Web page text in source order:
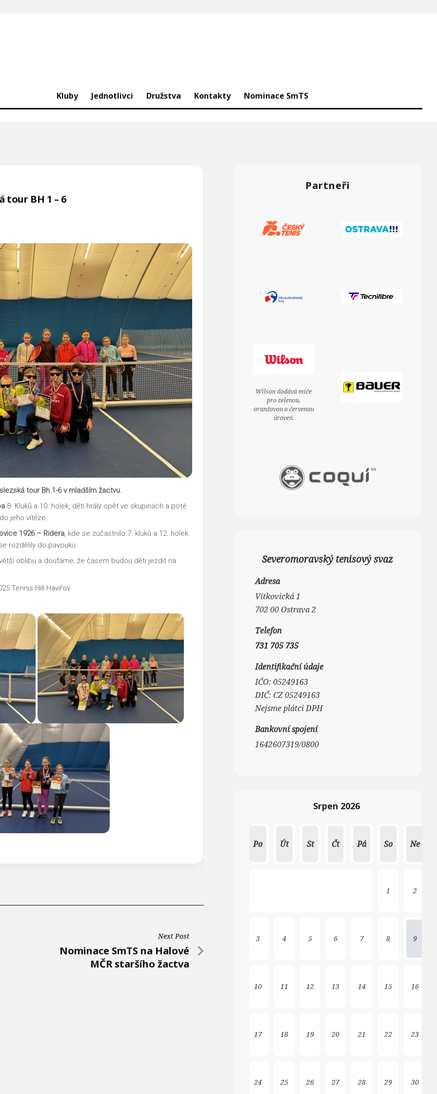
Kluby Jednotlivci Družstva Kontakty Nominace SmTS
tour BH 1 – 6
tour Bh 1-6 v mladším žactvu.
8. Kluků a 10. holek, děti hrály opět ve skupinách a poté
jeho vítěze.
1926 – Ridera, kde se zúčastnilo 7. kluků a 12. holek.
rozdělily do pavouku .
oblibu a doufáme, že časem budou děti jezdit na
Tennis Hill Havířov.
Next Post
N
Nominace SmTS na Halové
MČR staršího žactva
Partneři
Wilson dodává míče
pro zelenou,
oranžovou a červenou
úroveň.
Severomoravský tenisový svaz
Adresa
Vítkovická 1
702 00 Ostrava 2
Telefon
731 705 735
Identifikační údaje
IČO: 05249163
DIČ: CZ 05249163
Nejsme plátci DPH
Bankovní spojení
1642607319/0800
Srpen 2026
Po Út St Čt Pá So Ne
1 2
3 4 5 6 7 8 9
10 11 12 13 14 15 16
17 18 19 20 21 22 23
24 25 26 27 28 29 30